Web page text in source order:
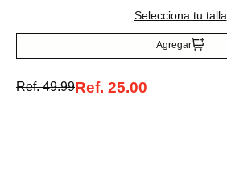
Selecciona tu talla
Agregar
Ref.49.99Ref. 25.00
Entérate de todo lo nuevo